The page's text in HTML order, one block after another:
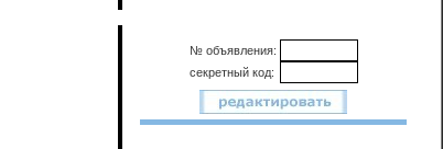
№ объявления:
секретный код: